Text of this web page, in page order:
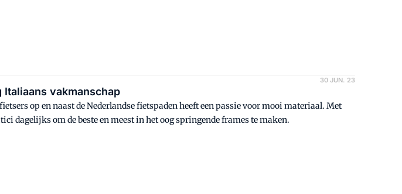
30 JUN. 23
vakmanschap
op en naast de Nederlandse fietspaden heeft een passie voor mooi materiaal. Met
dagelijks om de beste en meest in het oog springende frames te maken.